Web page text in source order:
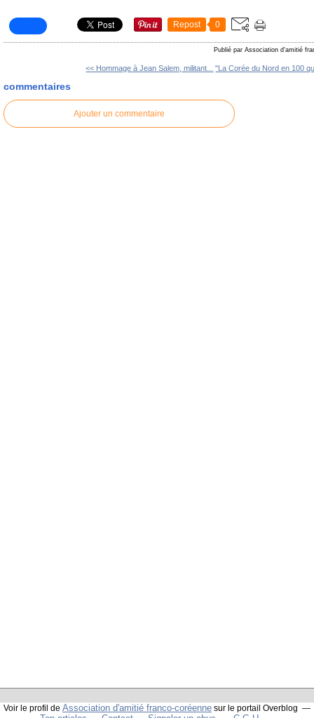
Repost 0
Publié par Association d'amitié
<< Hommage à Jean Salem, militant... "La Corée du Nord en 100
commentaires
Ajouter un commentaire
Voir le profil de Association d'amitié franco-coréenne sur le portail Overblog